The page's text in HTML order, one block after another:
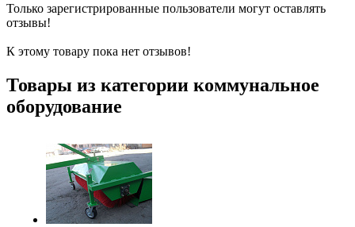
Только зарегистрированные пользователи могут оставлять
отзывы!
К этому товару пока нет отзывов!
Товары из категории коммунальное
оборудование